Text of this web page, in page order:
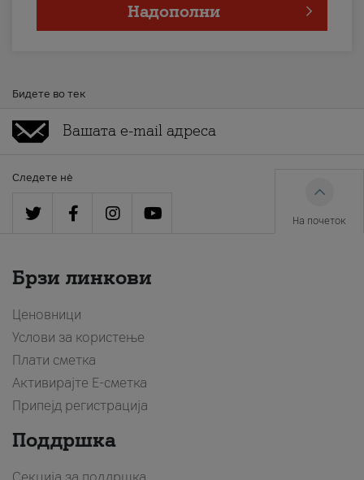
Надополни
Бидете во тек
Следете нè
На почеток
Брзи линкови
Ценовници
Услови за користење
Плати сметка
Активирајте Е-сметка
Припејд регистрација
Поддршка